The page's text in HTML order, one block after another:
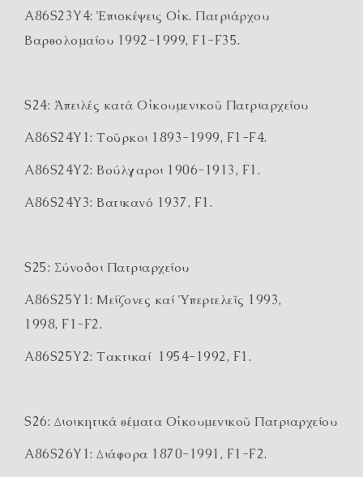
A86S23Y4: Ἐπισκέψεις Οἰκ. Πατριάρχου
Βαρθολομαίου 1992-1999, F1-F35.
S24: Ἀπειλές κατά Οἰκουμενικοῦ Πατριαρχείου
A86S24Y1: Τοῦρκοι 1893-1999, F1-F4.
A86S24Y2: Βούλγαροι 1906-1913, F1.
A86S24Y3: Βατικανό 1937, F1.
S25: Σύνοδοι Πατριαρχείου
A86S25Y1: Μείζονες καί Ὑπερτελεῖς 1993,
1998, F1-F2.
A86S25Y2: Τακτικαί 1954-1992, F1.
S26: Διοικητικά θέματα Οἰκουμενικοῦ Πατριαρχείου
A86S26Y1: Διάφορα 1870-1991, F1-F2.